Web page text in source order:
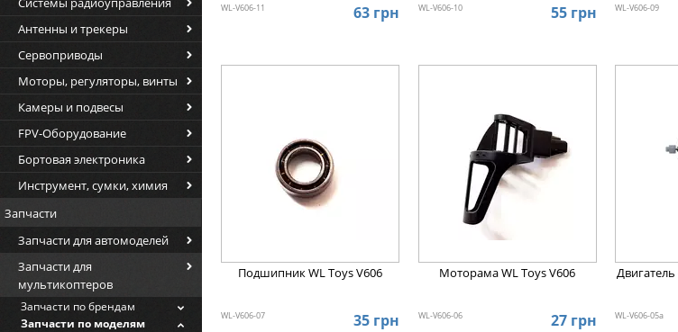
Антенны и трекеры
Сервоприводы
Моторы, регуляторы, винты
Камеры и подвесы
FPV-Оборудование
Бортовая электроника
Инструмент, сумки, химия
Запчасти
Запчасти для автомоделей
Запчасти для
мультикоптеров
Запчасти по брендам
Запчасти по моделям
WL-V606-11 63 грн WL-V606-10 55 грн WL-V606-09
Подшипник WL Toys V606
WL-V606-07 35 грн
Моторама WL Toys V606
WL-V606-06 27 грн
Двигатель
WL-V606-05a